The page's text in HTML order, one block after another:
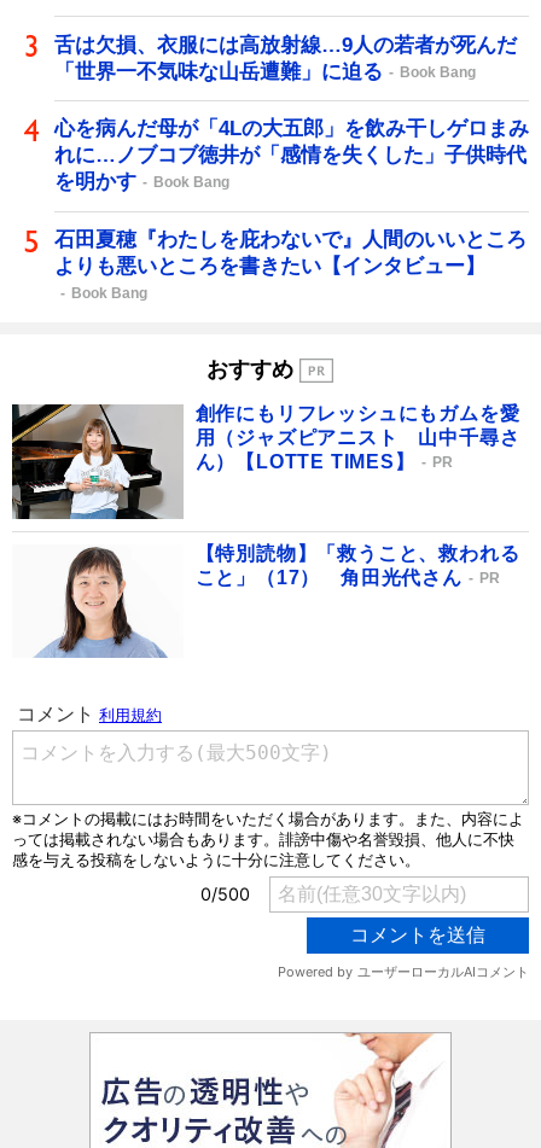
舌は欠損、衣服には高放射線…9人の若者が死んだ
「世界一不気味な山岳遭難」に迫る
Book Bang
心を病んだ母が「4Lの大五郎」を飲み干しゲロまみ
れに…ノブコブ徳井が「感情を失くした」子供時代
を明かす
Book Bang
石田夏穂『わたしを庇わないで』人間のいいところ
よりも悪いところを書きたい【インタビュー】
Book Bang
おすすめ
創作にもリフレッシュにもガムを愛
用（ジャズピアニスト 山中千尋さ
ん）【LOTTE TIMES】
PR
【特別読物】「救うこと、救われる
こと」（17） 角田光代さん
PR